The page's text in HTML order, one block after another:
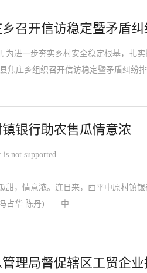
召开信访稳定暨矛盾
进一步夯实乡村安全稳定根基，扎实
焦庄乡组织召开信访稳定暨矛盾纠纷
银行助农售瓜情意浓
not supported
甜，情意浓。连日来，西平中原村镇
冯占华 陈丹) 中
理局督促辖区工贸企